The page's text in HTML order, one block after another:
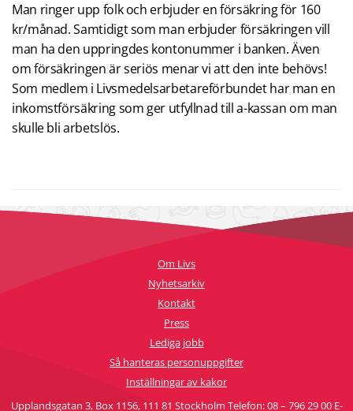
Man ringer upp folk och erbjuder en försäkring för 160
kr/månad. Samtidigt som man erbjuder försäkringen vill
man ha den uppringdes kontonummer i banken. Även
om försäkringen är seriös menar vi att den inte behövs!
Som medlem i Livsmedelsarbetareförbundet har man en
inkomstförsäkring som ger utfyllnad till a-kassan om man
skulle bli arbetslös.
Om Livs
Nyhetsarkiv
Kontakt
Press
Lediga jobb
Så hanteras personuppgifter
Inställningar av kakor
Upplandsgatan 3, Box 1156, 111 81 Stockholm Telefon: 08 – 796 29 00 E-